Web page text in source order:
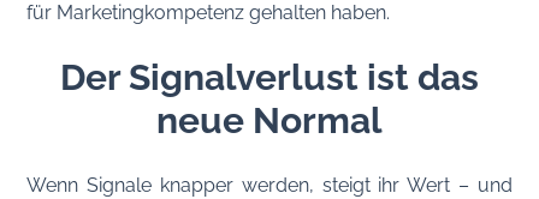
für Marketingkompetenz gehalten haben.
Der Signalverlust ist das
neue Normal
Wenn Signale knapper werden, steigt ihr Wert – und